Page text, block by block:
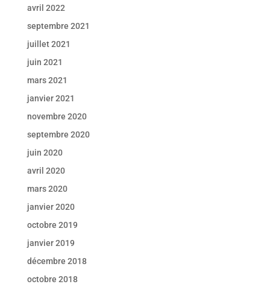
avril 2022
septembre 2021
juillet 2021
juin 2021
mars 2021
janvier 2021
novembre 2020
septembre 2020
juin 2020
avril 2020
mars 2020
janvier 2020
octobre 2019
janvier 2019
décembre 2018
octobre 2018